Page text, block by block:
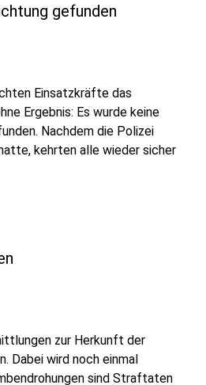
gefunden
Einsatzkräfte das
Ergebnis: Es wurde keine
Nachdem die Polizei
kehrten alle wieder sicher
zur Herkunft der
Dabei wird noch einmal
sind Straftaten